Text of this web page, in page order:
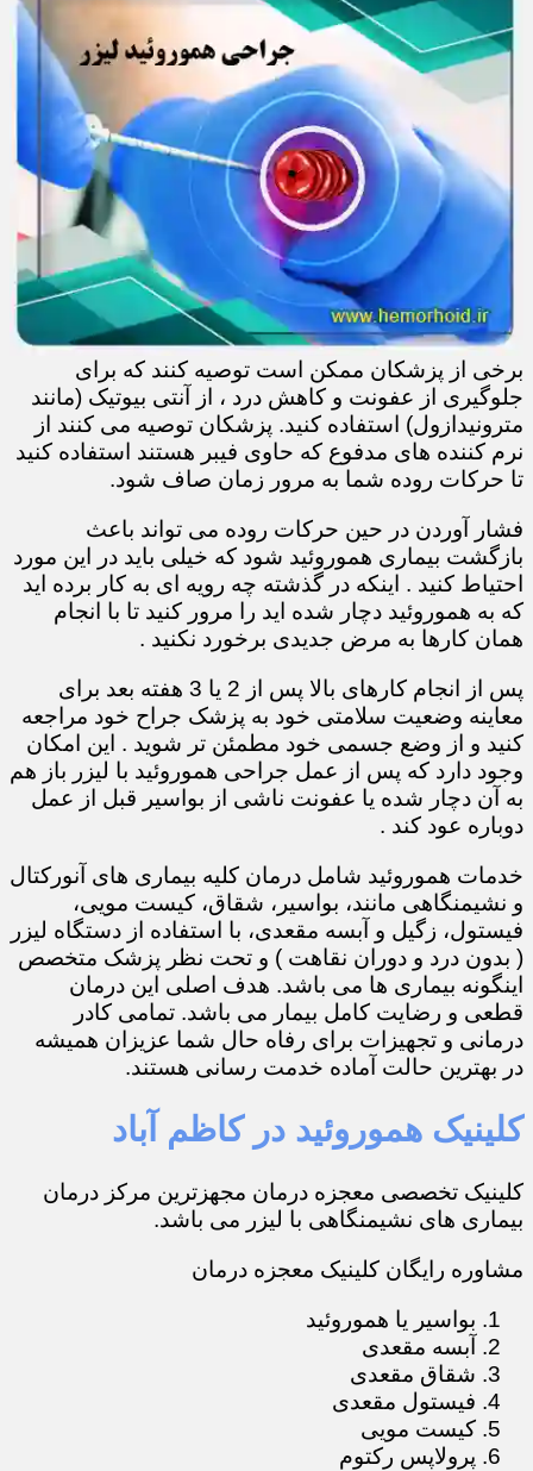
برخی از پزشکان ممکن است توصیه کنند که برای
جلوگیری از عفونت و کاهش درد ، از آنتی بیوتیک (مانند
مترونیدازول) استفاده کنید. پزشکان توصیه می کنند از
نرم کننده های مدفوع که حاوی فیبر هستند استفاده کنید
تا حرکات روده شما به مرور زمان صاف شود.
فشار آوردن در حین حرکات روده می تواند باعث
بازگشت بیماری هموروئید شود که خیلی باید در این مورد
احتیاط کنید . اینکه در گذشته چه رویه ای به کار برده اید
که به هموروئید دچار شده اید را مرور کنید تا با انجام
همان کارها به مرض جدیدی برخورد نکنید .
پس از انجام کارهای بالا پس از 2 یا 3 هفته بعد برای
معاینه وضعیت سلامتی خود به پزشک جراح خود مراجعه
کنید و از وضع جسمی خود مطمئن تر شوید . این امکان
وجود دارد که پس از عمل جراحی هموروئید با لیزر باز هم
به آن دچار شده یا عفونت ناشی از بواسیر قبل از عمل
دوباره عود کند .
خدمات هموروئید شامل درمان کلیه بیماری های آنورکتال
و نشیمنگاهی مانند، بواسیر، شقاق، کیست مویی،
فیستول، زگیل و آبسه مقعدی، با استفاده از دستگاه لیزر
( بدون درد و دوران نقاهت ) و تحت نظر پزشک متخصص
اینگونه بیماری ها می باشد. هدف اصلی این درمان
قطعی و رضایت کامل بیمار می باشد. تمامی کادر
درمانی و تجهیزات برای رفاه حال شما عزیزان همیشه
در بهترین حالت آماده خدمت رسانی هستند.
کلینیک هموروئید در کاظم آباد
کلینیک تخصصی معجزه درمان مجهزترین مرکز درمان
بیماری های نشیمنگاهی با لیزر می باشد.
مشاوره رایگان کلینیک معجزه درمان
بواسیر یا هموروئید
آبسه مقعدی
شقاق مقعدی
فیستول مقعدی
کیست مویی
پرولاپس رکتوم